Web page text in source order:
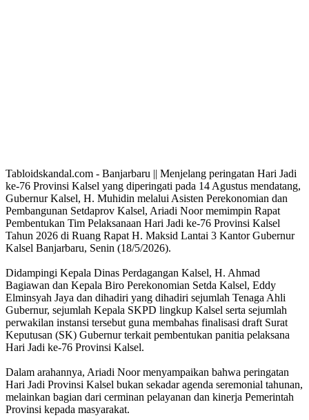
Tabloidskandal.com - Banjarbaru || Menjelang peringatan Hari Jadi
ke-76 Provinsi Kalsel yang diperingati pada 14 Agustus mendatang,
Gubernur Kalsel, H. Muhidin melalui Asisten Perekonomian dan
Pembangunan Setdaprov Kalsel, Ariadi Noor memimpin Rapat
Pembentukan Tim Pelaksanaan Hari Jadi ke-76 Provinsi Kalsel
Tahun 2026 di Ruang Rapat H. Maksid Lantai 3 Kantor Gubernur
Kalsel Banjarbaru, Senin (18/5/2026).
Didampingi Kepala Dinas Perdagangan Kalsel, H. Ahmad
Bagiawan dan Kepala Biro Perekonomian Setda Kalsel, Eddy
Elminsyah Jaya dan dihadiri yang dihadiri sejumlah Tenaga Ahli
Gubernur, sejumlah Kepala SKPD lingkup Kalsel serta sejumlah
perwakilan instansi tersebut guna membahas finalisasi draft Surat
Keputusan (SK) Gubernur terkait pembentukan panitia pelaksana
Hari Jadi ke-76 Provinsi Kalsel.
Dalam arahannya, Ariadi Noor menyampaikan bahwa peringatan
Hari Jadi Provinsi Kalsel bukan sekadar agenda seremonial tahunan,
melainkan bagian dari cerminan pelayanan dan kinerja Pemerintah
Provinsi kepada masyarakat.